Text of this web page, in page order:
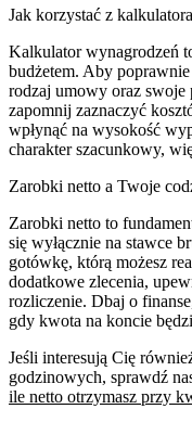
Jak korzystać z
Kalkulator wynagrodzeń
budżetem. Aby
rodzaj umowy oraz swoje
zapomnij zaznaczyć
wpłynąć na wysokość
charakter szacunkowy,
Zarobki netto a Twoje
Zarobki netto to
się wyłącznie na stawce
gotówkę, którą możesz
dodatkowe zlecenia,
rozliczenie. Dbaj o
gdy kwota na koncie
Jeśli interesują Cię
godzinowych, sprawdź
ile netto otrzymasz przy